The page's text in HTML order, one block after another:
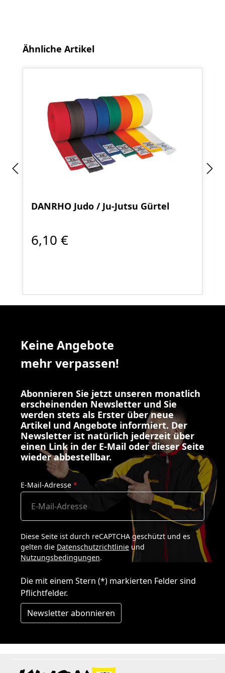
Produktgalerie überspringen
Ähnliche Artikel
DANRHO Judo / Ju-Jutsu Gürtel
6,10 €
Keine Angebote
mehr verpassen!
Abonnieren Sie jetzt unseren monatlich
erscheinenden Newsletter und Sie
werden stets als Erster über neue
Artikel und Angebote informiert. Der
Newsletter ist natürlich jederzeit über
einen Link in der E-Mail oder dieser Seite
wieder abbestellbar.
E-Mail-Adresse *
Diese Seite ist durch reCAPTCHA geschützt und es
gelten die Datenschutzrichtlinie und
Nutzungsbedingungen.
Die mit einem Stern (*) markierten Felder sind
Pflichtfelder.
Newsletter abonnieren